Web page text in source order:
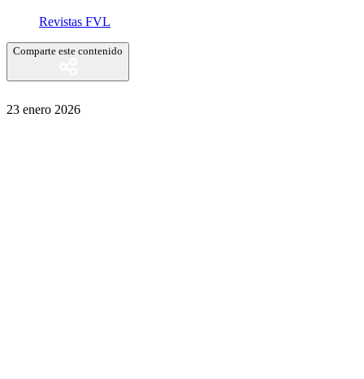
Revistas FVL
Comparte este contenido
23 enero 2026